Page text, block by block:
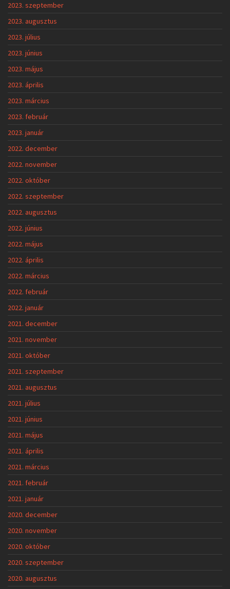
2023. szeptember
2023. augusztus
2023. július
2023. június
2023. május
2023. április
2023. március
2023. február
2023. január
2022. december
2022. november
2022. október
2022. szeptember
2022. augusztus
2022. június
2022. május
2022. április
2022. március
2022. február
2022. január
2021. december
2021. november
2021. október
2021. szeptember
2021. augusztus
2021. július
2021. június
2021. május
2021. április
2021. március
2021. február
2021. január
2020. december
2020. november
2020. október
2020. szeptember
2020. augusztus